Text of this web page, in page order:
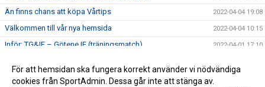
Än finns chans att köpa Vårtips 2022-04-04 19:08
Välkommen till vår nya hemsida 2022-04-04 10:15
Inför: TG&IF – Götene IF (träningsmatch) 2022-04-01 17:10
INFO Nya huvudentrèn
För att hemsidan ska fungera korrekt använder vi nödvändiga
cookies från SportAdmin. Dessa går inte att stänga av.